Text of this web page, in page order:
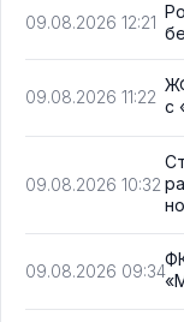
09.08.2026 12:21
09.08.2026 11:22 с
09.08.2026 10:32
09.08.2026 09:34